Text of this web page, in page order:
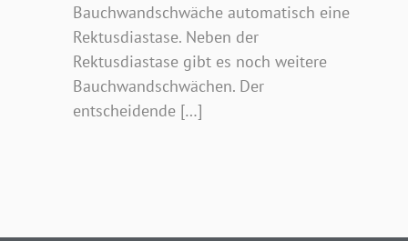
Bauchwandschwäche automatisch eine
Rektusdiastase. Neben der
Rektusdiastase gibt es noch weitere
Bauchwandschwächen. Der
entscheidende […]